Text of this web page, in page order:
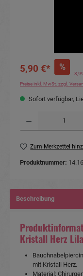
5,90 €* %
Preise inkl. MwSt. zzgl.
Sofort verfügbar,
Zum Merkzettel
Produktnummer:
Beschreibung
Kristall Herz
mit Kristall Herz.
Material: